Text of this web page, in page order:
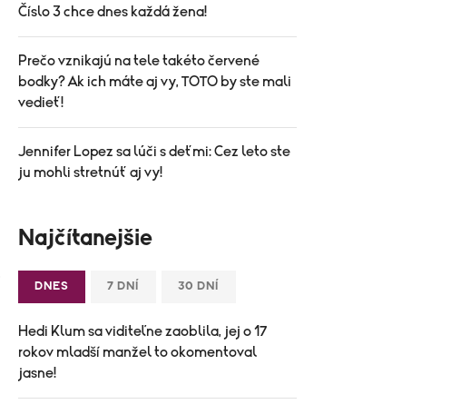
Číslo 3 chce dnes každá žena!
Prečo vznikajú na tele takéto červené
bodky? Ak ich máte aj vy, TOTO by ste mali
vedieť!
Jennifer Lopez sa lúči s deťmi: Cez leto ste
ju mohli stretnúť aj vy!
Najčítanejšie
DNES 7 DNÍ 30 DNÍ
Hedi Klum sa viditeľne zaoblila, jej o 17
rokov mladší manžel to okomentoval
jasne!